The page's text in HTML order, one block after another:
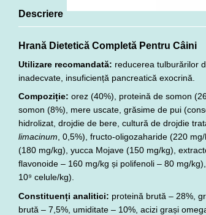
Descriere
Hrană Dietetică Completă Pentru Câini
Utilizare recomandată: reducerea tulburărilor
inadecvate, insuficiență pancreatică exocrină.
Compoziție: orez (40%), proteină de somon
somon (8%), mere uscate, grăsime de pui
hidrolizat, drojdie de bere, cultură de drojdie
limacinum, 0,5%), fructo-oligozaharide (220
(180 mg/kg), yucca Mojave (150 mg/kg),
flavonoide – 160 mg/kg și polifenoli – 80 mg/kg),
10⁹ celule/kg).
Constituenți analitici: proteină brută – 28%,
brută – 7,5%, umiditate – 10%, acizi grași